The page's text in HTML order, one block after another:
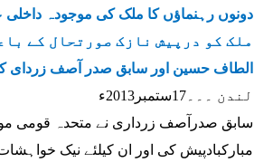
دونوں رہنماؤں کا ملک کی موجودہ داخلی
ملک کو درپیش نازک صورتحال کے
الطاف حسین اور سابق صدر آصف زردای
لندن ۔۔۔17ستمبر2013ء
مبارکبادپیش کی اور ان کیلئے نیک